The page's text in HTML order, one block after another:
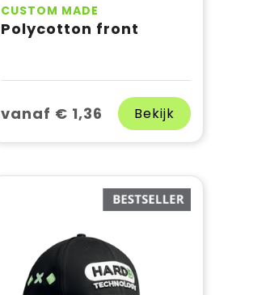
CUSTOM MADE
Polycotton front
vanaf € 1,36 Bekijk